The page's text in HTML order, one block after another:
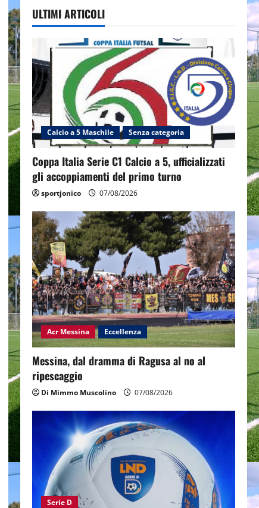
ULTIMI ARTICOLI
Calcio a 5 Maschile Senza categoria
Coppa Italia Serie C1 Calcio a 5, ufficializzati
gli accoppiamenti del primo turno
sportjonico 07/08/2026
Acr Messina Eccellenza
Messina, dal dramma di Ragusa al no al
ripescaggio
Di Mimmo Muscolino 07/08/2026
Serie D